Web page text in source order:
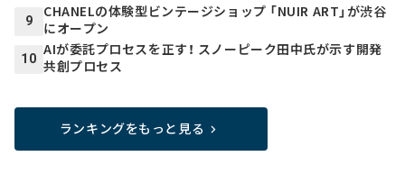
9
CHANELの体験型ビンテージショップ 「NUIR ART」が渋谷
にオープン
10
AIが委託プロセスを正す！ スノーピーク田中氏が示す開発
共創プロセス
ランキングをもっと見る